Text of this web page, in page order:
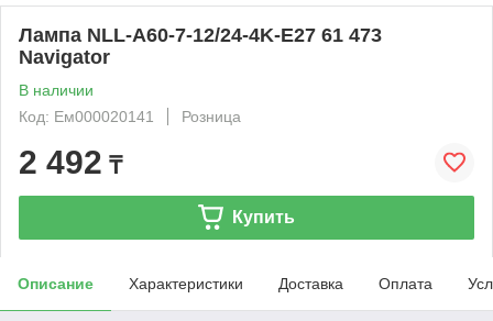
Лампа NLL-A60-7-12/24-4K-E27 61 473
Navigator
В наличии
Код: Ем000020141
Розница
2 492 ₸
Купить
Описание Характеристики Доставка Оплата